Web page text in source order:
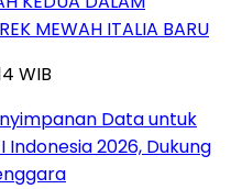
MEWAH ITALIA BARU
WIB
Data untuk
Indonesia 2026, Dukung